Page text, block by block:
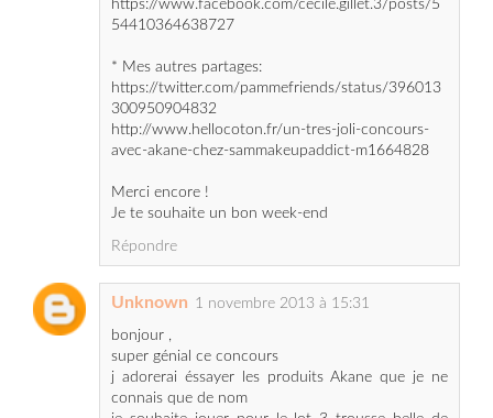
https://twitter.com/pammefriends/status/396013
http://www.hellocoton.fr/un-tres-joli-concours-
avec-akane-chez-sammakeupaddict-m1664828
Merci encore !
Je te souhaite un bon week-end
bonjour ,
super génial ce concours
j adorerai éssayer les produits Akane que je ne
connais que de nom
je souhaite jouer pour le lot 3 trousse belle de
nuit
je suis membre du blog: titia mdp
je suis fan sur